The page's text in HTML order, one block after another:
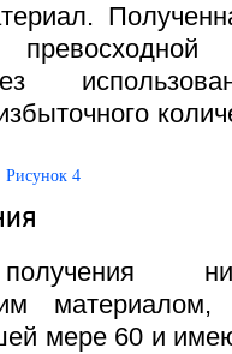
Рисунок 4
мере 60 и